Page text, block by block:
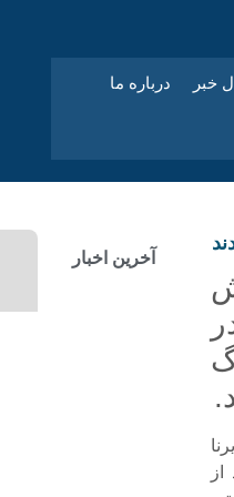
خبر درباره ما
آخرین اخبار